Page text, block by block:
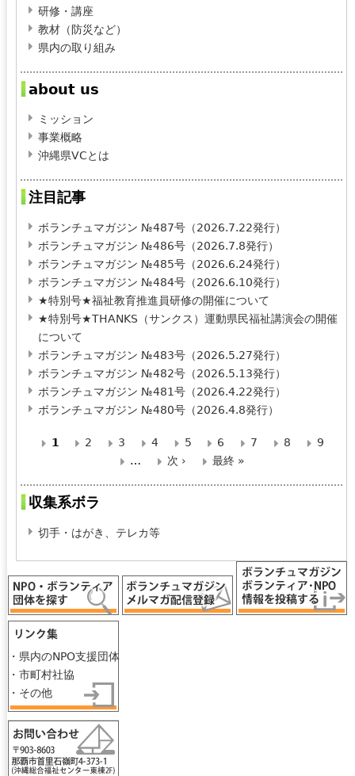
研修・講座
教材（防災など）
県内の取り組み
about us
ミッション
事業概略
沖縄県VCとは
注目記事
ボランチュマガジン №487号（2026.7.22発行）
ボランチュマガジン №486号（2026.7.8発行）
ボランチュマガジン №485号（2026.6.24発行）
ボランチュマガジン №484号（2026.6.10発行）
★特別号★福祉教育推進員研修の開催について
★特別号★THANKS（サンクス）運動県民福祉講演会の開催
について
ボランチュマガジン №483号（2026.5.27発行）
ボランチュマガジン №482号（2026.5.13発行）
ボランチュマガジン №481号（2026.4.22発行）
ボランチュマガジン №480号（2026.4.8発行）
ー
1 2 3 4 5 6 7 8
9
…
次 › 最終 »
収集系ボラ
切手・はがき、テレカ等
・県内のNPO支援団体
・市町村社協
・その他